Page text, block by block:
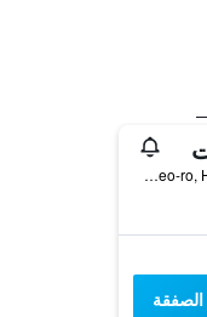
5083-5, Iljuseo-ro, Hallim-Eup, جيجو, كوريا الجنوبية